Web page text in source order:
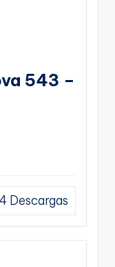
543 –
Descargas